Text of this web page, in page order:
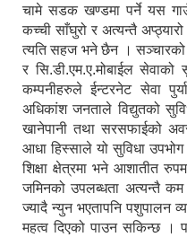
चामे सडक खण्डमा पर्ने यस
कच्ची साँघुरो र अत्यन्तै
त्यति सहज भने छैन ।
र सि.डी.एम.ए.मोबाईल
कम्पनीहरुले ईन्टरनेट सेवा
अधिकांश जनताले विद्युतको
खानेपानी तथा सरसफाईको
आधा हिस्साले यो सुविधा
शिक्षा क्षेत्रमा भने आशातीत
जमिनको उपलब्धता अत्यन्तै
ज्यादै न्युन भएतापनि पशुपालन
महत्व दिएको पाउन सकिन्छ ।